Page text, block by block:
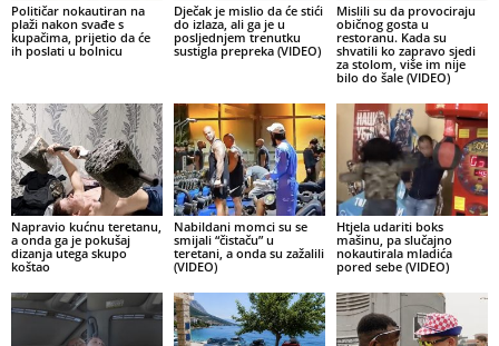
Političar nokautiran na
plaži nakon svađe s
kupačima, prijetio da će
ih poslati u bolnicu
Dječak je mislio da će stići
do izlaza, ali ga je u
posljednjem trenutku
sustigla prepreka (VIDEO)
Mislili su da provociraju
običnog gosta u
restoranu. Kada su
shvatili ko zapravo sjedi
za stolom, više im nije
bilo do šale (VIDEO)
Napravio kućnu teretanu,
a onda ga je pokušaj
dizanja utega skupo
koštao
Nabildani momci su se
smijali “čistaču” u
teretani, a onda su zažalili
(VIDEO)
Htjela udariti boks
mašinu, pa slučajno
nokautirala mladića
pored sebe (VIDEO)